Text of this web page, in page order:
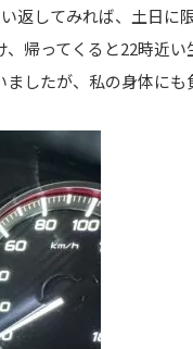
返してみれば、土日に
帰ってくると22時近
したが、私の身体にも